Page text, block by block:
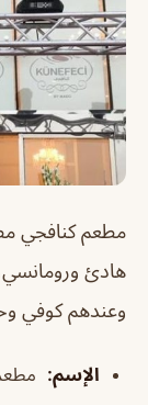
مطعم كنافجي
هادئ
وعندهم كوفي
الإسم: